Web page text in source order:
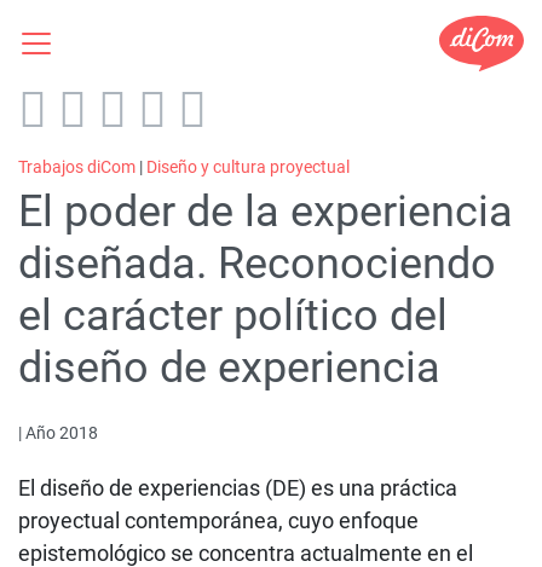
Trabajos diCom | Diseño y cultura proyectual
El poder de la experiencia
diseñada. Reconociendo
el carácter político del
diseño de experiencia
| Año 2018
El diseño de experiencias (DE) es una práctica
proyectual contemporánea, cuyo enfoque
epistemológico se concentra actualmente en el